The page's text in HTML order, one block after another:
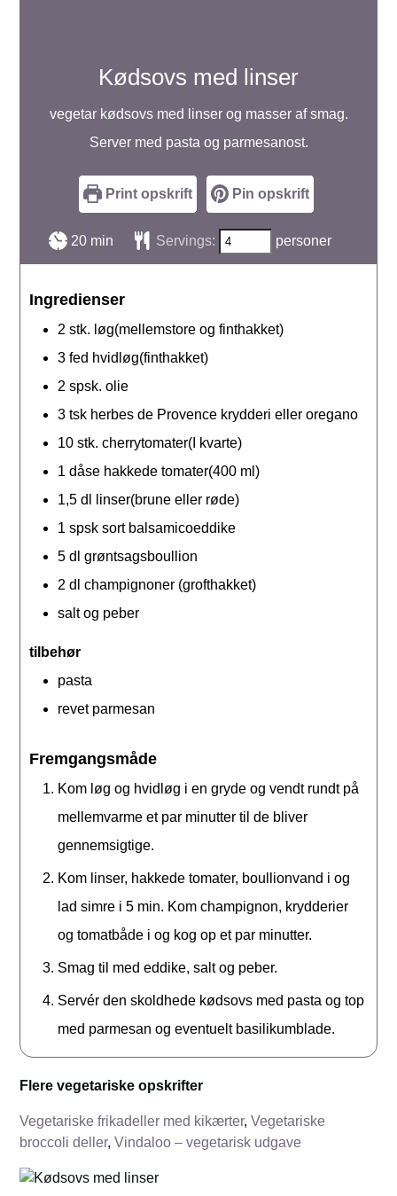
Kødsovs med linser
vegetar kødsovs med linser og masser af smag.
Server med pasta og parmesanost.
Print opskrift Pin opskrift
20minutter
min Servings: personer
Ingredienser
2 stk. løg(mellemstore og finthakket)
3 fed hvidløg(finthakket)
2 spsk. olie
3 tsk herbes de Provence krydderi eller oregano
10 stk. cherrytomater(I kvarte)
1 dåse hakkede tomater(400 ml)
1,5 dl
linser(brune eller røde)
1 spsk sort balsamicoeddike
5 dl
grøntsagsboullion
2 dl
champignoner (grofthakket)
salt og peber
tilbehør
pasta
revet parmesan
Fremgangsmåde
Kom løg og hvidløg i en gryde og vendt rundt på
mellemvarme et par minutter til de bliver
gennemsigtige.
Kom linser, hakkede tomater, boullionvand i og
lad simre i 5 min. Kom champignon, krydderier
og tomatbåde i og kog op et par minutter.
Smag til med eddike, salt og peber.
Servér den skoldhede kødsovs med pasta og top
med parmesan og eventuelt basilikumblade.
Flere vegetariske opskrifter
Vegetariske frikadeller med kikærter,Vegetariske
broccoli deller,Vindaloo – vegetarisk udgave